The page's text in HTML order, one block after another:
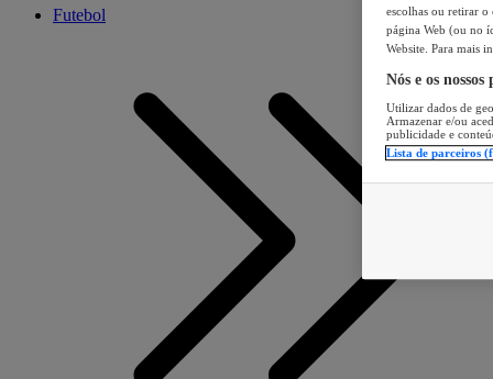
Futebol
escolhas ou retirar
página Web (ou no
Website. Para mais
Nós e os
Utilizar dados de
Armazenar e/ou
publicidade e
Lista de parceiros